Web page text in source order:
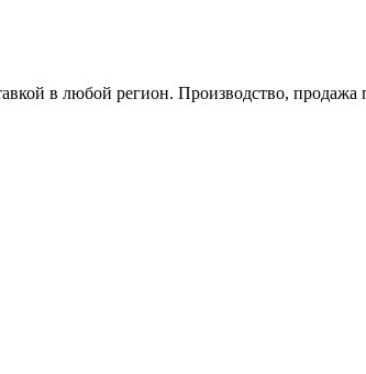
в любой регион. Производство, продажа